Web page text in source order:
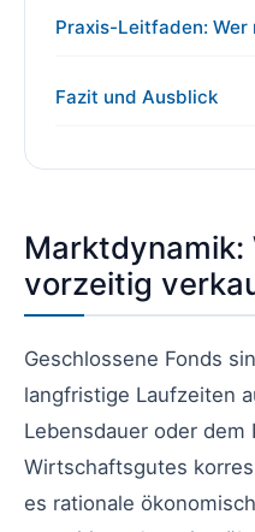
Praxis-Leitfaden:
Fazit und Ausblick
Marktdynamik:
vorzeitig
Geschlossene Fonds
langfristige Laufzeiten
Lebensdauer oder
Wirtschaftsgutes
es rationale